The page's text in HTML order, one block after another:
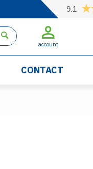
9.1
account
CONTACT